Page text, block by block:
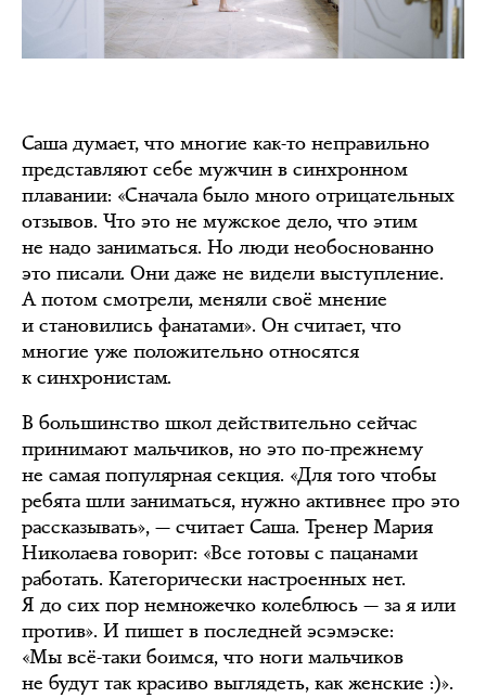
Саша думает, что многие как-то неправильно
представляют себе мужчин в синхронном
плавании: «Сначала было много отрицательных
отзывов. Что это не мужское дело, что этим
не надо заниматься. Но люди необоснованно
это писали. Они даже не видели выступление.
А потом смотрели, меняли своё мнение
и становились фанатами». Он считает, что
многие уже положительно относятся
к синхронистам.
В большинство школ действительно сейчас
принимают мальчиков, но это по-прежнему
не самая популярная секция. «Для того чтобы
ребята шли заниматься, нужно активнее про это
рассказывать», — считает Саша. Тренер Мария
Николаева говорит: «Все готовы с пацанами
работать. Категорически настроенных нет.
Я до сих пор немножечко колеблюсь — за я или
против». И пишет в последней эсэмэске:
«Мы всё-таки боимся, что ноги мальчиков
не будут так красиво выглядеть, как женские :)».